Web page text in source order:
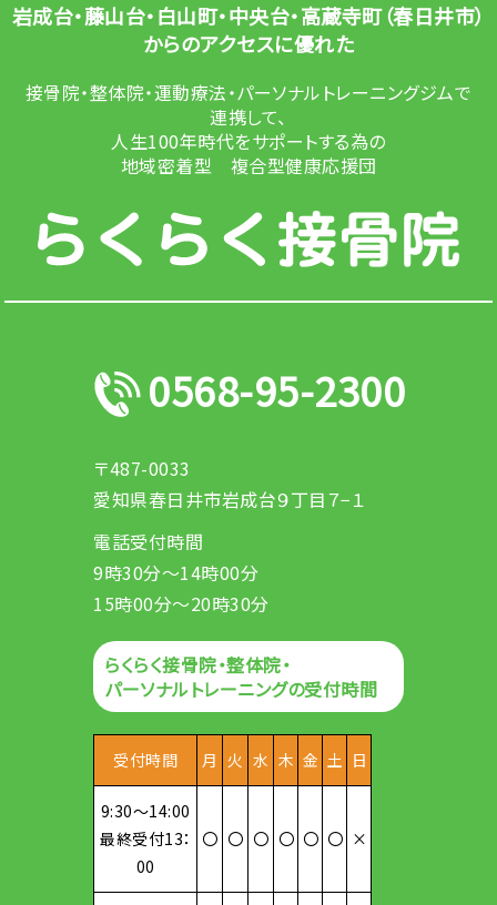
岩成台・藤山台・白山町・中央台・高蔵寺町（春日井市）
からのアクセスに優れた
接骨院・整体院・運動療法・パーソナルトレーニングジムで
連携して、
人生100年時代をサポートする為の
地域密着型 複合型健康応援団
0568-95-2300
〒487-0033
愛知県春日井市岩成台９丁目７−１
電話受付時間
9時30分～14時00分
15時00分～20時30分
らくらく接骨院・整体院・
パーソナルトレーニングの受付時間
受付時間 月 火 水 木 金 土 日
9:30～14:00
最終受付13：
00
〇 〇 〇 〇 〇 〇 ×